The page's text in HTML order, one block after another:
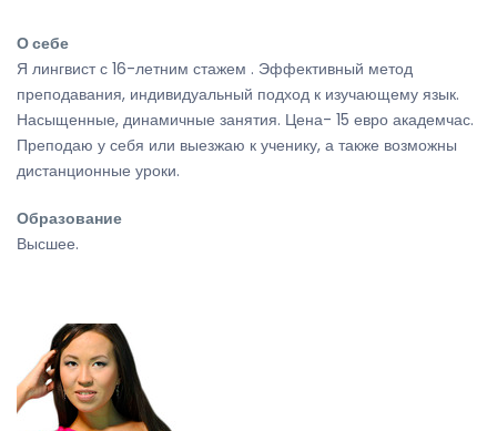
О себе
Я лингвист с 16-летним стажем . Эффективный метод
преподавания, индивидуальный подход к изучающему язык.
Насыщенные, динамичные занятия. Цена- 15 евро академчас.
Преподаю у себя или выезжаю к ученику, а также возможны
дистанционные уроки.
Образование
Высшее.